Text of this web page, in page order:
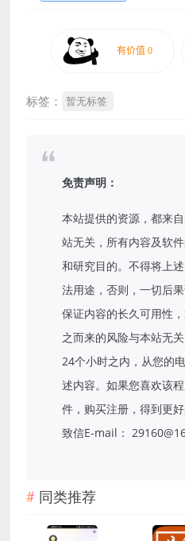
标签： 暂无标签
免责声明：
本站提供的资源，都来
站无关，所有内容及软
和研究目的。不得将上
法用途，否则，一切后
保证内容的长久可用性
之而来的风险与本站无
24个小时之内，从您的
述内容。如果您喜欢该
件，购买注册，得到更
致信E-mail：
同类推荐